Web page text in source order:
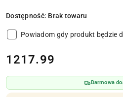
Dostępność: Brak towaru
Powiadom gdy produkt będzie
cena:
1217.99
Darmowa